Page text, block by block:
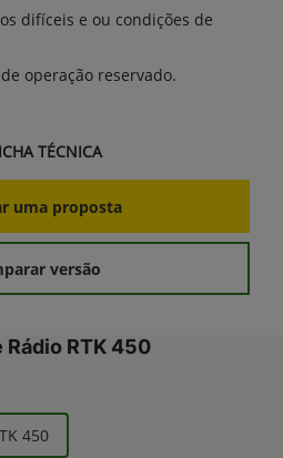
difíceis e ou condições de
operação reservado.
TÉCNICA
uma proposta
versão
RTK 450
450